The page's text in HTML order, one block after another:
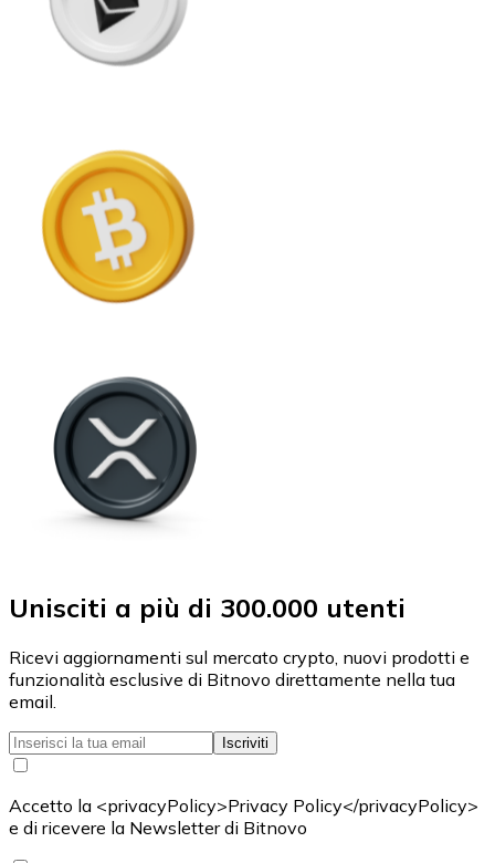
Unisciti a più di 300.000 utenti
Ricevi aggiornamenti sul mercato crypto, nuovi prodotti e
funzionalità esclusive di Bitnovo direttamente nella tua
email.
Iscriviti
Accetto la <privacyPolicy>Privacy Policy</privacyPolicy>
e di ricevere la Newsletter di Bitnovo